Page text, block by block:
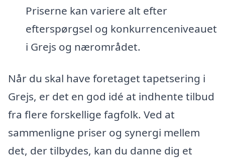
Priserne kan variere alt efter
efterspørgsel og konkurrenceniveauet
i Grejs og nærområdet.
Når du skal have foretaget tapetsering i
Grejs, er det en god idé at indhente tilbud
fra flere forskellige fagfolk. Ved at
sammenligne priser og synergi mellem
det, der tilbydes, kan du danne dig et